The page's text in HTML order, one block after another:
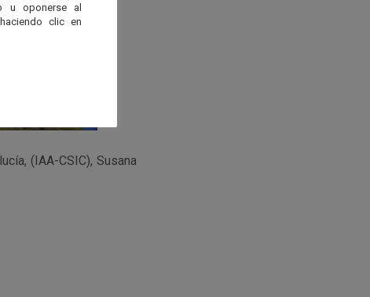
(IAA-CSIC), Susana
u oponerse al
clic en